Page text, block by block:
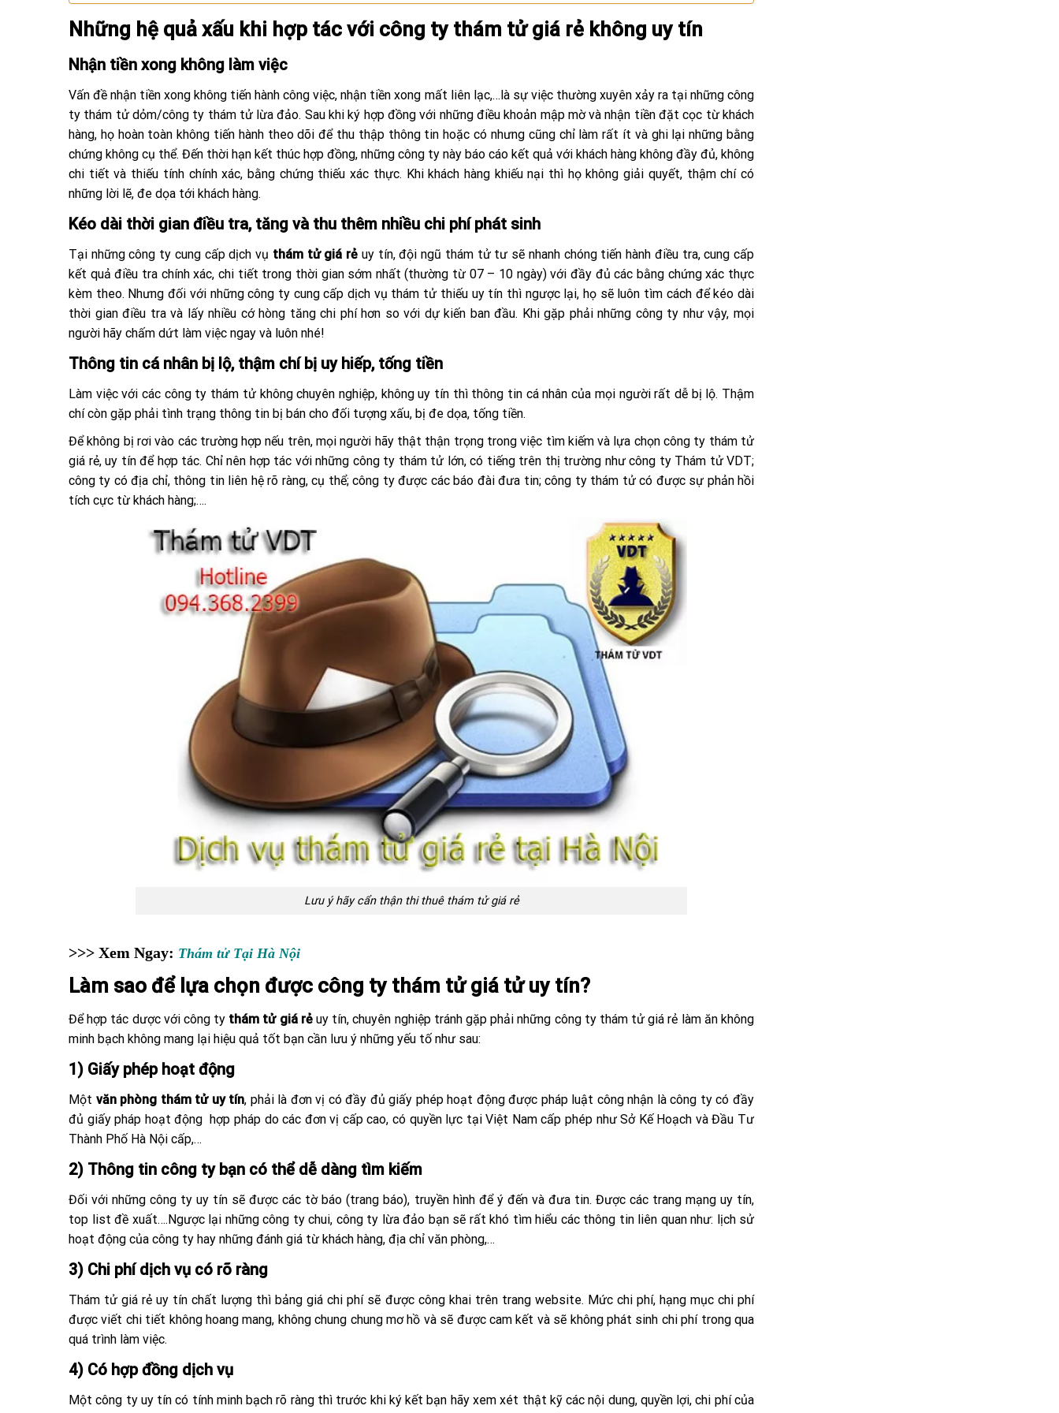
Những hệ quả xấu khi hợp tác với công ty thám tử giá rẻ không uy tín
Nhận tiền xong không làm việc
Vấn đề nhận tiền xong không tiến hành công việc, nhận tiền xong mất liên lạc,…là sự việc thường xuyên xảy ra tại những công
ty thám tử dỏm/công ty thám tử lừa đảo. Sau khi ký hợp đồng với những điều khoản mập mờ và nhận tiền đặt cọc từ khách
hàng, họ hoàn toàn không tiến hành theo dõi để thu thập thông tin hoặc có nhưng cũng chỉ làm rất ít và ghi lại những bằng
chứng không cụ thể. Đến thời hạn kết thúc hợp đồng, những công ty này báo cáo kết quả với khách hàng không đầy đủ, không
chi tiết và thiếu tính chính xác, bằng chứng thiếu xác thực. Khi khách hàng khiếu nại thì họ không giải quyết, thậm chí có
những lời lẽ, đe dọa tới khách hàng.
Kéo dài thời gian điều tra, tăng và thu thêm nhiều chi phí phát sinh
Tại những công ty cung cấp dịch vụ thám tử giá rẻ uy tín, đội ngũ thám tử tư sẽ nhanh chóng tiến hành điều tra, cung cấp
kết quả điều tra chính xác, chi tiết trong thời gian sớm nhất (thường từ 07 – 10 ngày) với đầy đủ các bằng chứng xác thực
kèm theo. Nhưng đối với những công ty cung cấp dịch vụ thám tử thiếu uy tín thì ngược lại, họ sẽ luôn tìm cách để kéo dài
thời gian điều tra và lấy nhiều cớ hòng tăng chi phí hơn so với dự kiến ban đầu. Khi gặp phải những công ty như vậy, mọi
người hãy chấm dứt làm việc ngay và luôn nhé!
Thông tin cá nhân bị lộ, thậm chí bị uy hiếp, tống tiền
Làm việc với các công ty thám tử không chuyên nghiệp, không uy tín thì thông tin cá nhân của mọi người rất dễ bị lộ. Thậm
chí còn gặp phải tình trạng thông tin bị bán cho đối tượng xấu, bị đe dọa, tống tiền.
Để không bị rơi vào các trường hợp nếu trên, mọi người hãy thật thận trọng trong việc tìm kiếm và lựa chọn công ty thám tử
giá rẻ, uy tín để hợp tác. Chỉ nên hợp tác với những công ty thám tử lớn, có tiếng trên thị trường như công ty Thám tử VDT;
công ty có địa chỉ, thông tin liên hệ rõ ràng, cụ thể; công ty được các báo đài đưa tin; công ty thám tử có được sự phản hồi
tích cực từ khách hàng;….
Lưu ý hãy cẩn thận thi thuê thám tử giá rẻ
>>> Xem Ngay: Thám tử Tại Hà Nội
Làm sao để lựa chọn được công ty thám tử giá tử uy tín?
Để hợp tác dược với công ty thám tử giá rẻuy tín, chuyên nghiệp tránh gặp phải những công ty thám tử giá rẻ làm ăn không
minh bạch không mang lại hiệu quả tốt bạn cần lưu ý những yếu tố như sau:
1) Giấy phép hoạt động
Một văn phòng thám tử uy tín, phải là đơn vị có đầy đủ giấy phép hoạt động được pháp luật công nhận là công ty có đầy
đủ giấy pháp hoạt động hợp pháp do các đơn vị cấp cao, có quyền lực tại Việt Nam cấp phép như Sở Kế Hoạch và Đầu Tư
Thành Phố Hà Nội cấp,…
2) Thông tin công ty bạn có thể dễ dàng tìm kiếm
Đối với những công ty uy tín sẽ được các tờ báo (trang báo), truyền hình để ý đến và đưa tin. Được các trang mạng uy tín,
top list đề xuất….Ngược lại những công ty chui, công ty lừa đảo bạn sẽ rất khó tìm hiểu các thông tin liên quan như: lịch sử
hoạt động của công ty hay những đánh giá từ khách hàng, địa chỉ văn phòng,…
3) Chi phí dịch vụ có rõ ràng
Thám tử giá rẻ uy tín chất lượng thì bảng giá chi phí sẽ được công khai trên trang website. Mức chi phí, hạng mục chi phí
được viết chi tiết không hoang mang, không chung chung mơ hồ và sẽ được cam kết và sẽ không phát sinh chi phí trong qua
quá trình làm việc.
4) Có hợp đồng dịch vụ
Một công ty uy tín có tính minh bạch rõ ràng thì trước khi ký kết bạn hãy xem xét thật kỹ các nội dung, quyền lợi, chi phí của